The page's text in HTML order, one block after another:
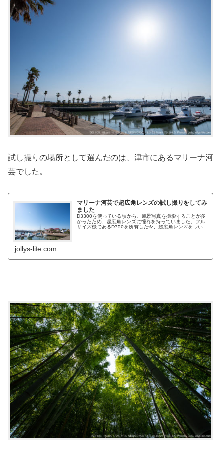
試し撮りの場所として選んだのは、津市にあるマリーナ河
芸でした。
マリーナ河芸で超広角レンズの試し撮りをしてみ
ました
D3300を使っている頃から、風景写真を撮影することが多
かったため、超広角レンズに憧れを持っていました。フル
サイズ機であるD750を所有した今、超広角レンズをついに
jollys-life.com